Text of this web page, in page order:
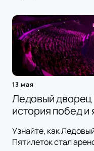
13 мая
Ледовый дворец
история побед и
Узнайте, как
Пятилеток стал